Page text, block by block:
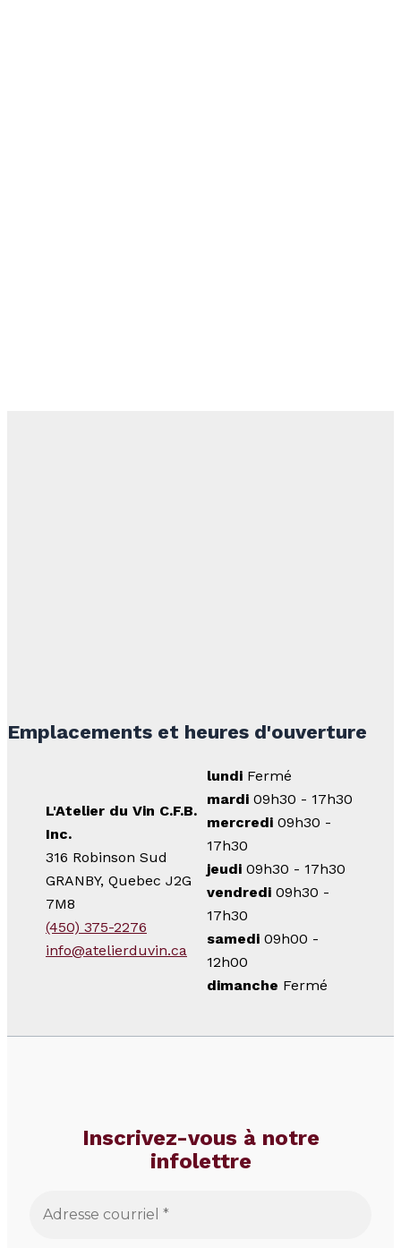
Emplacements et heures d'ouverture
L'Atelier du Vin C.F.B.
Inc.
316 Robinson Sud
GRANBY, Quebec J2G
7M8
(450) 375-2276
info@atelierduvin.ca
lundi Fermé
mardi 09h30 - 17h30
mercredi 09h30 -
17h30
jeudi 09h30 - 17h30
vendredi 09h30 -
17h30
samedi 09h00 -
12h00
dimanche Fermé
Inscrivez-vous à notre
infolettre